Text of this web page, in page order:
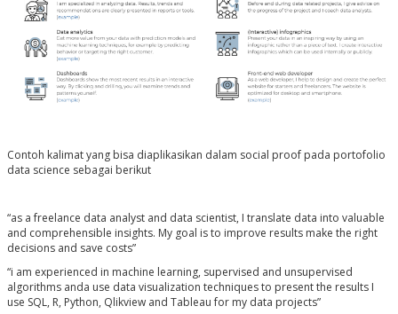
Contoh kalimat yang bisa diaplikasikan dalam social proof pada portofolio
data science sebagai berikut
“as a freelance data analyst and data scientist, I translate data into valuable
and comprehensible insights. My goal is to improve results make the right
decisions and save costs”
“i am experienced in machine learning, supervised and unsupervised
algorithms anda use data visualization techniques to present the results I
use SQL, R, Python, Qlikview and Tableau for my data projects”